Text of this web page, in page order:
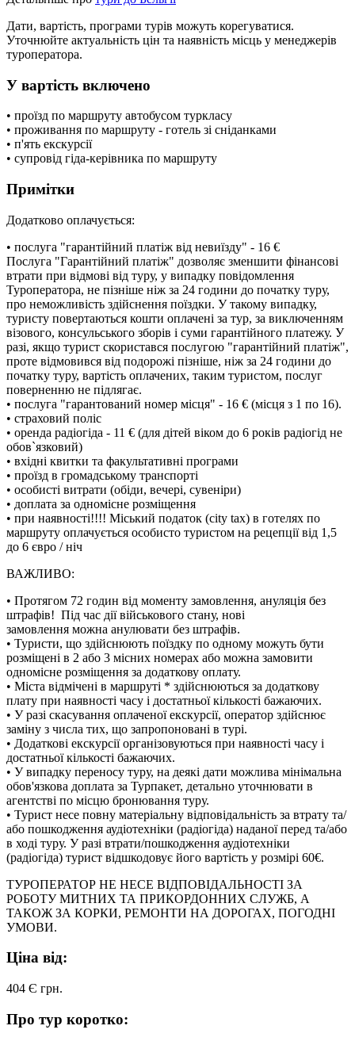
Дати, вартість, програми турів можуть корегуватися.
Уточнюйте актуальність цін та наявність місць у менеджерів
туроператора.
У вартість включено
• проїзд по маршруту автобусом туркласу
• проживання по маршруту - готель зі сніданками
• п'ять екскурсії
• супровід гіда-керівника по маршруту
Примітки
Додатково оплачується:
• послуга "гарантійний платіж від невиїзду" - 16 €
Послуга "Гарантійний платіж" дозволяє зменшити фінансові
втрати при відмові від туру, у випадку повідомлення
Туроператора, не пізніше ніж за 24 години до початку туру,
про неможливість здійснення поїздки. У такому випадку,
туристу повертаються кошти оплачені за тур, за виключенням
візового, консульського зборів і суми гарантійного платежу. У
разі, якщо турист скористався послугою "гарантійний платіж",
проте відмовився від подорожі пізніше, ніж за 24 години до
початку туру, вартість оплачених, таким туристом, послуг
поверненню не підлягає.
• послуга "гарантований номер місця" - 16 € (місця з 1 по 16).
• страховий поліс
• оренда радіогіда - 11 € (для дітей віком до 6 років радіогід не
обов`язковий)
• вхідні квитки та факультативні програми
• проїзд в громадському транспорті
• особисті витрати (обіди, вечері, сувеніри)
• доплата за одномісне розміщення
• при наявності!!!! Міський податок (city tax) в готелях по
маршруту оплачується особисто туристом на рецепції від 1,5
до 6 євро / ніч
ВАЖЛИВО:
• Протягом 72 годин від моменту замовлення, ануляція без
штрафів! Під час дії військового стану, нові
замовлення можна анулювати без штрафів.
• Туристи, що здійснюють поїздку по одному можуть бути
розміщені в 2 або 3 місних номерах або можна замовити
одномісне розміщення за додаткову оплату.
• Міста відмічені в маршруті * здійснюються за додаткову
плату при наявності часу і достатньої кількості бажаючих.
• У разі скасування оплаченої екскурсії, оператор здійснює
заміну з числа тих, що запропоновані в турі.
• Додаткові екскурсії організовуються при наявності часу і
достатньої кількості бажаючих.
• У випадку переносу туру, на деякі дати можлива мінімальна
обов'язкова доплата за Турпакет, детально уточнювати в
агентстві по місцю бронювання туру.
• Турист несе повну матеріальну відповідальність за втрату та/
або пошкодження аудіотехніки (радіогіда) наданої перед та/або
в ході туру. У разі втрати/пошкодження аудіотехніки
(радіогіда) турист відшкодовує його вартість у розмірі 60€.
ТУРОПЕРАТОР НЕ НЕСЕ ВІДПОВІДАЛЬНОСТІ ЗА
РОБОТУ МИТНИХ ТА ПРИКОРДОННИХ СЛУЖБ, А
ТАКОЖ ЗА КОРКИ, РЕМОНТИ НА ДОРОГАХ, ПОГОДНІ
УМОВИ.
Ціна від:
404 Є грн.
Про тур коротко: